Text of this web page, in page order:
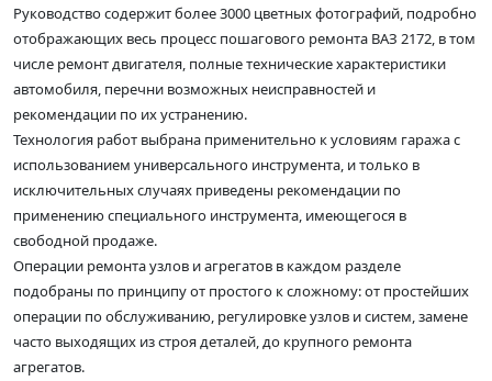
Руководство содержит более 3000 цветных фотографий, подробно
отображающих весь процесс пошагового ремонта ВАЗ 2172, в том
числе ремонт двигателя, полные технические характеристики
автомобиля, перечни возможных неисправностей и
рекомендации по их устранению.
Технология работ выбрана применительно к условиям гаража с
использованием универсального инструмента, и только в
исключительных случаях приведены рекомендации по
применению специального инструмента, имеющегося в
свободной продаже.
Операции ремонта узлов и агрегатов в каждом разделе
подобраны по принципу от простого к сложному: от простейших
операции по обслуживанию, регулировке узлов и систем, замене
часто выходящих из строя деталей, до крупного ремонта
агрегатов.